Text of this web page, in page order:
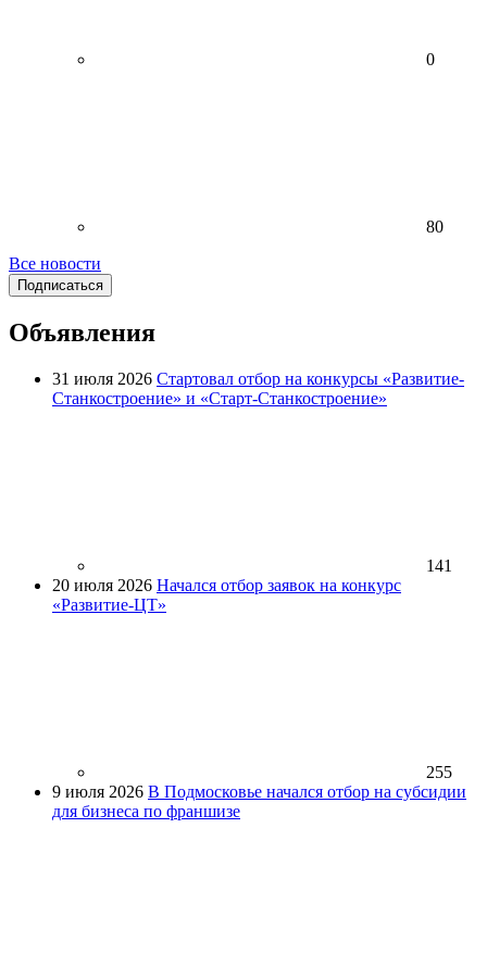
0
80
Все новости
Подписаться
Объявления
31 июля 2026 Стартовал отбор на конкурсы «Развитие-
Станкостроение» и «Старт-Станкостроение»
141
20 июля 2026 Начался отбор заявок на конкурс
«Развитие-ЦТ»
255
9 июля 2026 В Подмосковье начался отбор на субсидии
для бизнеса по франшизе